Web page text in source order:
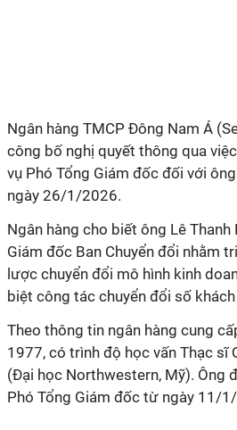
Ngân hàng TMCP Đông Nam Á
công bố nghị quyết thông qua
vụ Phó Tổng Giám đốc đối với
ngày 26/1/2026.
Ngân hàng cho biết ông Lê
Giám đốc Ban Chuyển đổi nhằm
lược chuyển đổi mô hình kinh
biệt công tác chuyển đổi số khách
Theo thông tin ngân hàng cung
1977, có trình độ học vấn Thạc sĩ
(Đại học Northwestern, Mỹ). Ông
Phó Tổng Giám đốc từ ngày 11/